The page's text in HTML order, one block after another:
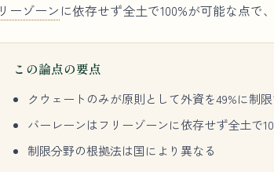
リーゾーン に依存せず全土で100%が可能な点で
この論点の要点
クウェートのみが原則として外資を49%に制限
バーレーンはフリーゾーンに依存せず全土で
制限分野の根拠法は国により異なる